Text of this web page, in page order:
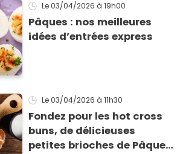
Le 03/04/2026 à 19h00
Pâques : nos meilleures
idées d’entrées express
Le 03/04/2026 à 11h30
Fondez pour les hot cross
buns, de délicieuses
petites brioches de Pâques